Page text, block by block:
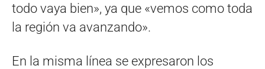
todo vaya bien», ya que «vemos como toda
la región va avanzando».
En la misma línea se expresaron los